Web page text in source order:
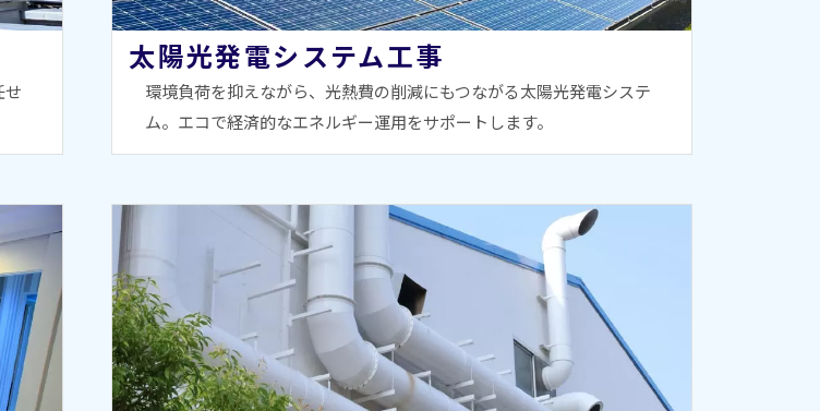
せ
太陽光発電システム工事
環境負荷を抑えながら、光熱費の削減にもつながる太陽光発電システ
ム。エコで経済的なエネルギー運用をサポートします。